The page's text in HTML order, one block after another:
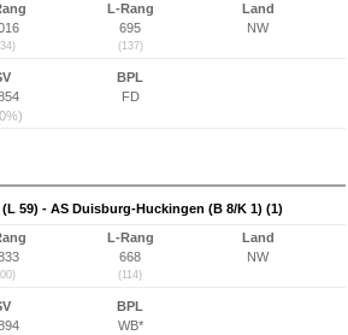
L-Rang
695
(137)
Land
NW
BPL
FD
59) - AS Duisburg-Huckingen (B 8/K 1) (1)
L-Rang
668
(114)
Land
NW
BPL
WB*